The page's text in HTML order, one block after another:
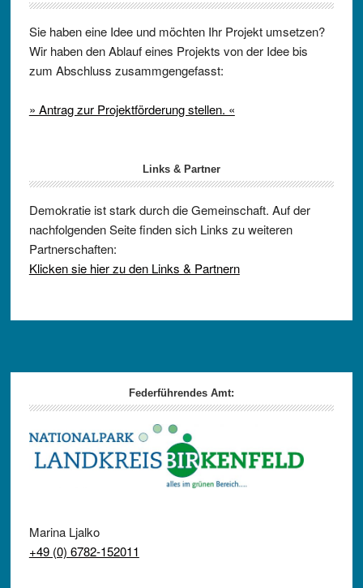
Sie haben eine Idee und möchten Ihr Projekt umsetzen?
Wir haben den Ablauf eines Projekts von der Idee bis
zum Abschluss zusammgengefasst:
» Antrag zur Projektförderung stellen. «
Links & Partner
Demokratie ist stark durch die Gemeinschaft. Auf der
nachfolgenden Seite finden sich Links zu weiteren
Partnerschaften:
Klicken sie hier zu den Links & Partnern
Footer Federführendes Amt:
Marina Ljalko
+49 (0) 6782-152011